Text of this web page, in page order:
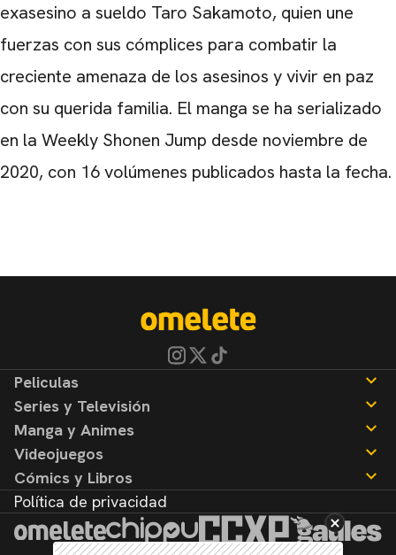
exasesino a sueldo Taro Sakamoto, quien une
fuerzas con sus cómplices para combatir la
creciente amenaza de los asesinos y vivir en paz
con su querida familia. El manga se ha serializado
en la Weekly Shonen Jump desde noviembre de
2020, con 16 volúmenes publicados hasta la fecha.
Peliculas
Noticias
Reseñas
Series y Televisión
Noticias
Reseñas
Manga y Animes
Noticias
Reseñas
Videojuegos
Noticias
Reseñas
Cómics y Libros
Noticias
Reseñas
Política de privacidad